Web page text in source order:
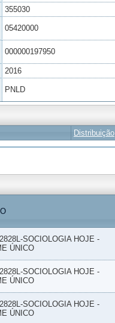
355030
05420000
000000197950
2016
PNLD
Distribuição
SOCIOLOGIA HOJE -
ÚNICO
SOCIOLOGIA HOJE -
ÚNICO
SOCIOLOGIA HOJE -
ÚNICO